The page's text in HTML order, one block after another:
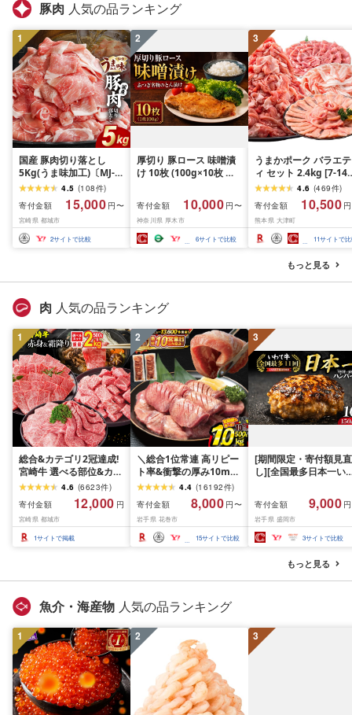
豚肉 人気の品ランキング
1
国産 豚肉切り落とし
5Kg(うま味加工)〔MJ-
3647〕_(都城市) 豚肉切
4.5 (108件)
寄付金額
15,000 円〜
宮崎県 都城市
2サイトで比較
2
厚切り 豚ロース 味噌漬
け 10枚 (100g×10枚 約
ん漬 とん漬け 味噌漬 み
そ漬け 豚肉 ロース ぶた
にく 豚 肉 冷凍 味噌 惣
菜 おかず 一品 焼くだけ
簡単 神奈川県 厚木市 株
寄付金額 10,000 円〜
神奈川県 厚木市
6サイトで比較
3
うまかポーク バラエテ
ィ セット 2.4kg [7-14
以内に出荷予定(土日祝
除く)](2.4kg)
4.6 (469件)
寄付金額
10,500
熊本県 大津町
11サイトで
もっと見る
肉 人気の品ランキング
1
総合&カテゴリ2冠達成!
宮崎牛 選べる部位&カッ
ト (赤身&霜降り)or(赤身
のみ) 500g 1kg 2kg[発
送時期が選べる] 牛肉 焼
肉 すき焼き しゃぶしゃ
ぶ ステーキ ギフト お中
4.6 (6623件)
寄付金額
12,000 円
宮崎県 都城市
1サイトで掲載
2
＼総合1位常連 高リピー
ト率&衝撃の厚み10mm
厚切り牛タン 塩味/ ≪ス
ピード発送!!10営業日以
内発送≫ 選べる内容量
500g / 1kg 定期便 毎月
届く 牛肉 肉 BBQ ふるさ
と 人気 ランキング 岩手
4.4 (16192件)
寄付金額
8,000 円〜
岩手県 花巻市
15サイトで比較
3
[期間限定・寄付額見直
し][全国最多日本一い
1.5kg(150g×10個) い
て牛 × 岩中豚 ハンバー
グ 合挽き 合い挽き 黒
和牛 人気 冷凍 個包装
分け 冷凍 牛肉 豚肉 和
ビーフ ポーク はんば
ぐ 挽肉 お肉 ミンチ 肉
お弁当 hannba-gu ラ
寄付金額 9,000
岩手県 盛岡市
3サイトで比較
もっと見る
魚介・海産物 人気の品ランキング
1 2 3